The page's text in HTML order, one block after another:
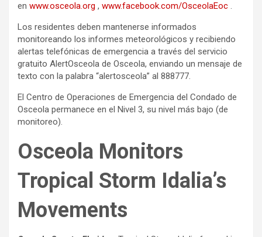
en www.osceola.org , www.facebook.com/OsceolaEoc .
Los residentes deben mantenerse informados
monitoreando los informes meteorológicos y recibiendo
alertas telefónicas de emergencia a través del servicio
gratuito AlertOsceola de Osceola, enviando un mensaje de
texto con la palabra “alertosceola” al 888777.
El Centro de Operaciones de Emergencia del Condado de
Osceola permanece en el Nivel 3, su nivel más bajo (de
monitoreo).
Osceola Monitors
Tropical Storm Idalia’s
Movements